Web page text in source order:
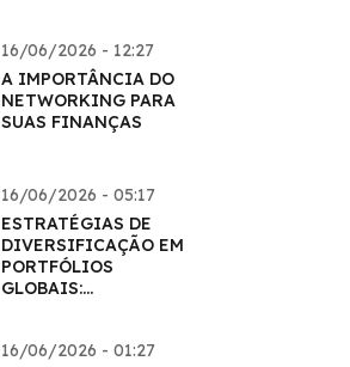
16/06/2026 - 12:27
A IMPORTÂNCIA DO
NETWORKING PARA
SUAS FINANÇAS
16/06/2026 - 05:17
ESTRATÉGIAS DE
DIVERSIFICAÇÃO EM
PORTFÓLIOS
GLOBAIS:
16/06/2026 - 01:27